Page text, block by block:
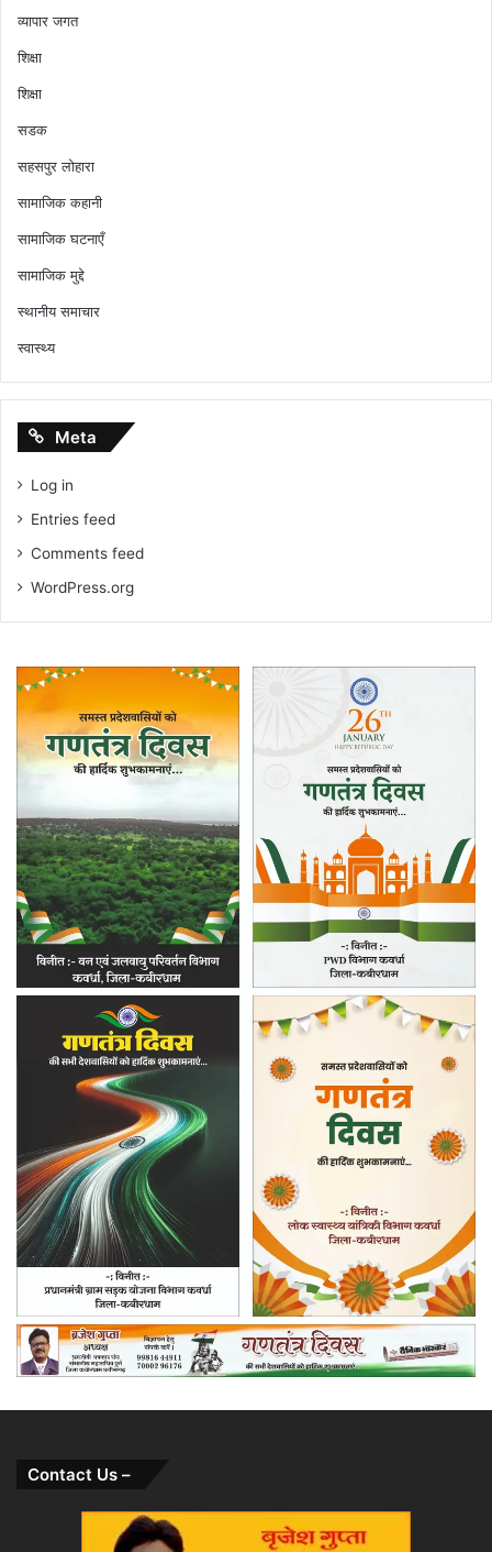
व्यापार जगत
शिक्षा
शिक्षा
सडक
सहसपुर लोहारा
सामाजिक कहानी
सामाजिक घटनाएँ
सामाजिक मुद्दे
स्थानीय समाचार
स्वास्थ्य
Meta
Log in
Entries feed
Comments feed
WordPress.org
Contact Us –